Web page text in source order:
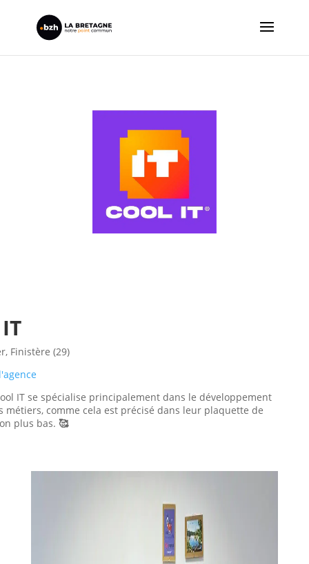
Finistère (29)
IT se spécialise principalement dans le développement
métiers, comme cela est précisé dans leur plaquette de
plus bas. 🥰